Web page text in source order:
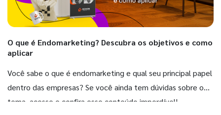
O que é Endomarketing? Descubra os objetivos e como
aplicar
Você sabe o que é endomarketing e qual seu principal papel
dentro das empresas? Se você ainda tem dúvidas sobre o
tema, acesse e confira esse conteúdo imperdível!